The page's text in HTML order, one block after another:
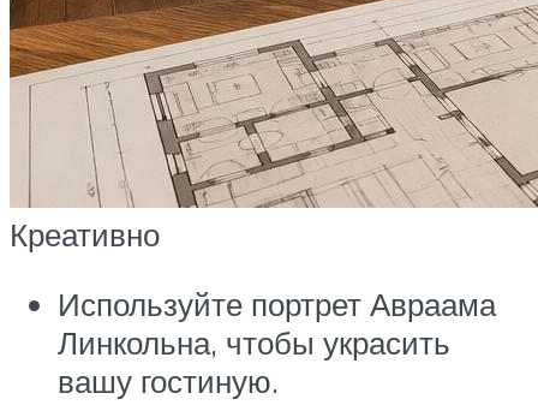
Креативно
Используйте портрет Авраама
Линкольна, чтобы украсить
вашу гостиную.